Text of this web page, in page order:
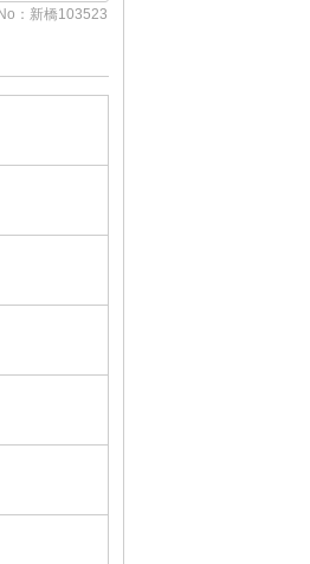
：新宿105984